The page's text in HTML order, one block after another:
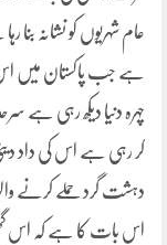
عام شہریوں کو نشانہ
ہے جب پاکستان میں
چہرہ دنیا دیکھ رہی ہے
کر رہی ہے اس کی داد
دہشت گرد حملے کرنے
اس بات کا ہے کہ اس